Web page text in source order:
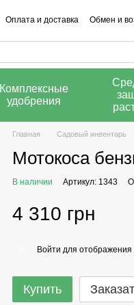
Оплата и доставка Обмен и
Комплексные
удобрения
Главная Садовый инвентарь
Мотокоса
В наличии Артикул: 1343
4 310 грн
Войти для отображения
Купить